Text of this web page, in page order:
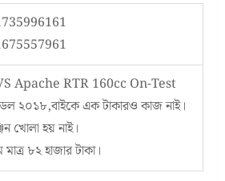
Apache RTR 160cc On-Test
২০১৮,বাইকে এক টাকারও কাজ নাই।
খোলা হয় নাই।
মাত্র ৮২ হাজার টাকা।